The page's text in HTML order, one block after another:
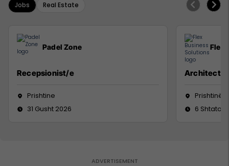
Jobs Real Estate
Padel Zone
Recepsionist/e
Prishtine
31 Gusht 2026
Flex
Architect
Prishtinë
6 Shtator